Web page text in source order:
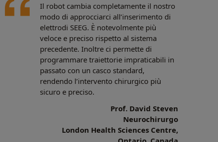
Il robot cambia completamente il nostro
modo di approcciarci all’inserimento di
elettrodi SEEG. È notevolmente più
veloce e preciso rispetto al sistema
precedente. Inoltre ci permette di
programmare traiettorie impraticabili in
passato con un casco standard,
rendendo l’intervento chirurgico più
sicuro e preciso.
Prof. David Steven
Neurochirurgo
London Health Sciences Centre,